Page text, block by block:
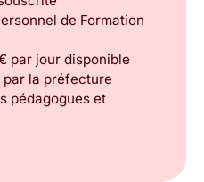
de Formation
par jour disponible
par la préfecture
pédagogues et